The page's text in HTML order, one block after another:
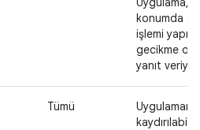
konumda
işlemi
gecikme
yanıt
Tümü
Uygulamanın